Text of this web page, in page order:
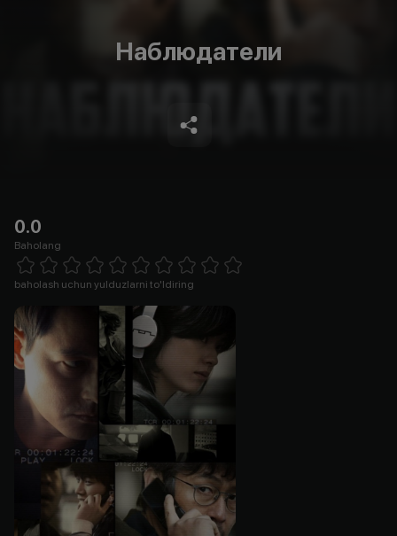
Наблюдатели
0.0
Baholang
1 Star 2 Stars 3 Stars 4 Stars5 Stars 6 Stars7 Stars8 Stars
baholash uchun yulduzlarni to'ldiring